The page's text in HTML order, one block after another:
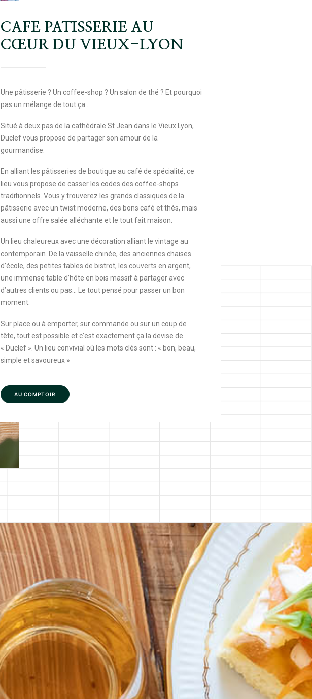
CAFE PATISSERIE AU
CŒUR DU VIEUX-LYON
Une pâtisserie ? Un coffee-shop ? Un salon de thé ? Et pourquoi
pas un mélange de tout ça…
Situé à deux pas de la cathédrale St Jean dans le Vieux Lyon,
Duclef vous propose de partager son amour de la
gourmandise.
En alliant les pâtisseries de boutique au café de spécialité, ce
lieu vous propose de casser les codes des coffee-shops
traditionnels. Vous y trouverez les grands classiques de la
pâtisserie avec un twist moderne, des bons café et thés, mais
aussi une offre salée alléchante et le tout fait maison.
Un lieu chaleureux avec une décoration alliant le vintage au
contemporain. De la vaisselle chinée, des anciennes chaises
d’école, des petites tables de bistrot, les couverts en argent,
une immense table d’hôte en bois massif à partager avec
d’autres clients ou pas… Le tout pensé pour passer un bon
moment.
Sur place ou à emporter, sur commande ou sur un coup de
tête, tout est possible et c’est exactement ça la devise de
« Duclef ». Un lieu convivial où les mots clés sont : « bon, beau,
simple et savoureux »
AU COMPTOIR